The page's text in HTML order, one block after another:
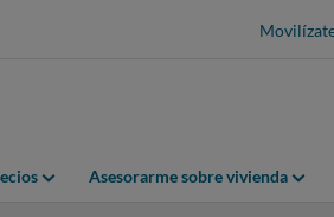
Asesorarme sobre vivienda